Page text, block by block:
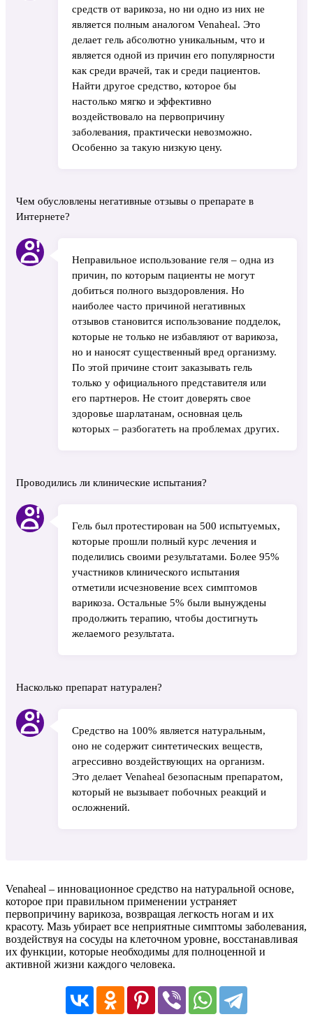
средств от варикоза, но ни одно из них не
является полным аналогом Venaheal. Это
делает гель абсолютно уникальным, что и
является одной из причин его популярности
как среди врачей, так и среди пациентов.
Найти другое средство, которое бы
настолько мягко и эффективно
воздействовало на первопричину
заболевания, практически невозможно.
Особенно за такую низкую цену.
Чем обусловлены негативные отзывы о препарате в
Интернете?
Неправильное использование геля – одна из
причин, по которым пациенты не могут
добиться полного выздоровления. Но
наиболее часто причиной негативных
отзывов становится использование подделок,
которые не только не избавляют от варикоза,
но и наносят существенный вред организму.
По этой причине стоит заказывать гель
только у официального представителя или
его партнеров. Не стоит доверять свое
здоровье шарлатанам, основная цель
которых – разбогатеть на проблемах других.
Проводились ли клинические испытания?
Гель был протестирован на 500 испытуемых,
которые прошли полный курс лечения и
поделились своими результатами. Более 95%
участников клинического испытания
отметили исчезновение всех симптомов
варикоза. Остальные 5% были вынуждены
продолжить терапию, чтобы достигнуть
желаемого результата.
Насколько препарат натурален?
Средство на 100% является натуральным,
оно не содержит синтетических веществ,
агрессивно воздействующих на организм.
Это делает Venaheal безопасным препаратом,
который не вызывает побочных реакций и
осложнений.
Venaheal – инновационное средство на натуральной основе,
которое при правильном применении устраняет
первопричину варикоза, возвращая легкость ногам и их
красоту. Мазь убирает все неприятные симптомы заболевания,
воздействуя на сосуды на клеточном уровне, восстанавливая
их функции, которые необходимы для полноценной и
активной жизни каждого человека.